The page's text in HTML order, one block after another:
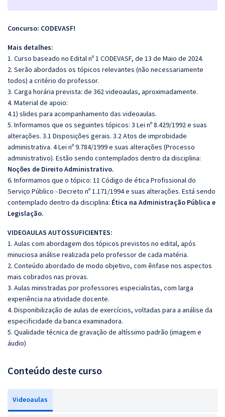
Concurso: CODEVASF!
Mais detalhes:
1. Curso baseado no Edital nº 1 CODEVASF, de 13 de Maio de 2024.
2. Serão abordados os tópicos relevantes (não necessariamente
todos) a critério do professor.
3. Carga horária prevista: de 362 videoaulas, aproximadamente.
4. Material de apoio:
4.1) slides para acompanhamento das videoaulas.
5. Informamos que os seguintes tópicos: 3 Lei nº 8.429/1992 e suas
alterações. 3.1 Disposições gerais. 3.2 Atos de improbidade
administrativa. 4 Lei nº 9.784/1999 e suas alterações (Processo
administrativo). Estão sendo contemplados dentro da disciplina:
Noções de Direito Administrativo.
6. Informamos que o tópico: 11 Código de ética Profissional do
Serviço Público - Decreto nº 1.171/1994 e suas alterações. Está sendo
contemplado dentro da disciplina: Ética na Administração Pública e
Legislação.
VIDEOAULAS AUTOSSUFICIENTES:
1. Aulas com abordagem dos tópicos previstos no edital, após
minuciosa análise realizada pelo professor de cada matéria.
2. Conteúdo abordado de modo objetivo, com ênfase nos aspectos
mais cobrados nas provas.
3. Aulas ministradas por professores especialistas, com larga
experiência na atividade docente.
4. Disponibilização de aulas de exercícios, voltadas para a análise da
especificidade da banca examinadora.
5. Qualidade técnica de gravação de altíssimo padrão (imagem e
áudio)
Conteúdo deste curso
Videoaulas